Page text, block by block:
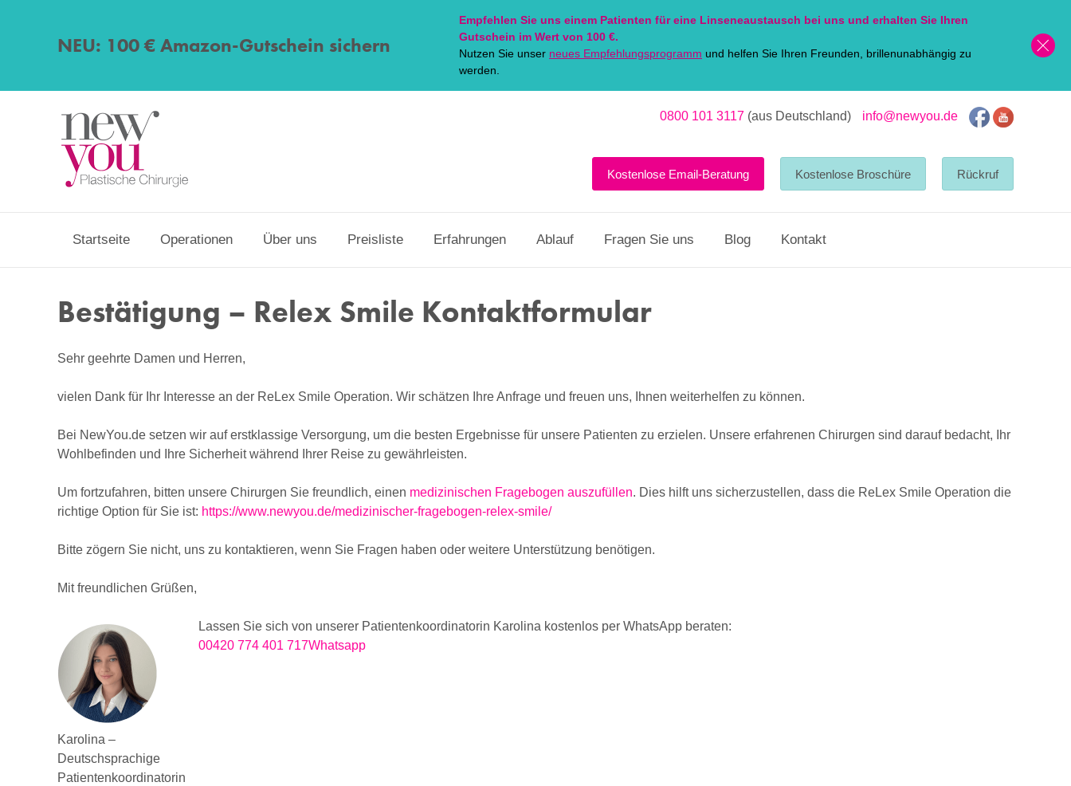
NEU: 100 € Amazon-Gutschein sichern
Empfehlen Sie uns einem Patienten für eine Linseneaustausch bei uns und erhalten Sie Ihren
Gutschein im Wert von 100 €.
Nutzen Sie unser neues Empfehlungsprogramm und helfen Sie Ihren Freunden, brillenunabhängig zu
werden.
0800 101 3117 (aus Deutschland) info@newyou.de
Startseite Operationen Über uns Preisliste Erfahrungen Ablauf Fragen Sie uns Blog Kontakt
Kostenlose Email-Beratung Kostenlose Broschüre Rückruf
Bestätigung – Relex Smile Kontaktformular
Sehr geehrte Damen und Herren,
vielen Dank für Ihr Interesse an der ReLex Smile Operation. Wir schätzen Ihre Anfrage und freuen uns, Ihnen weiterhelfen zu können.
Bei NewYou.de setzen wir auf erstklassige Versorgung, um die besten Ergebnisse für unsere Patienten zu erzielen. Unsere erfahrenen Chirurgen sind darauf bedacht, Ihr
Wohlbefinden und Ihre Sicherheit während Ihrer Reise zu gewährleisten.
Um fortzufahren, bitten unsere Chirurgen Sie freundlich, einen medizinischen Fragebogen auszufüllen. Dies hilft uns sicherzustellen, dass die ReLex Smile Operation die
richtige Option für Sie ist: https://www.newyou.de/medizinischer-fragebogen-relex-smile/
Bitte zögern Sie nicht, uns zu kontaktieren, wenn Sie Fragen haben oder weitere Unterstützung benötigen.
Mit freundlichen Grüßen,
Karolina –
Deutschsprachige
Patientenkoordinatorin
Lassen Sie sich von unserer Patientenkoordinatorin Karolina kostenlos per WhatsApp beraten:
00420 774 401 717Whatsapp